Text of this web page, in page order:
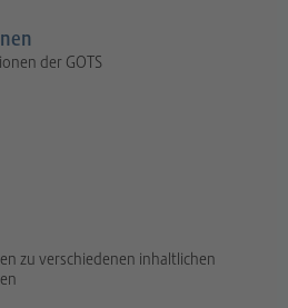
der GOTS
zu verschiedenen inhaltlichen